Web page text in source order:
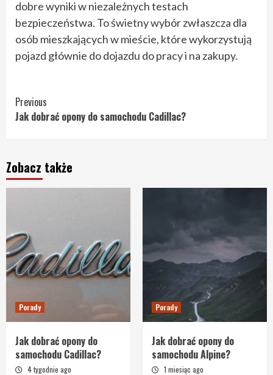
dobre wyniki w niezależnych testach
bezpieczeństwa. To świetny wybór zwłaszcza dla
osób mieszkających w mieście, które wykorzystują
pojazd głównie do dojazdu do pracy i na zakupy.
Continue
Reading
Previous
Jak dobrać opony do samochodu Cadillac?
Zobacz także
Porady
Jak dobrać opony do
samochodu Cadillac?
4 tygodnie ago
Porady
Jak dobrać opony do
samochodu Alpine?
1 miesiąc ago